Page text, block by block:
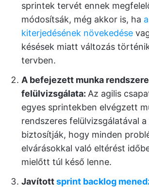
sprintek tervét ennek
módosítsák, még akkor is, ha
kiterjedésének növekedése
késések miatt változás
tervben.
A befejezett munka
felülvizsgálata: Az agilis
egyes sprintekben elvégzett
rendszeres felülvizsgálatával
biztosítják, hogy minden
elvárásokkal való eltérést
mielőtt túl késő lenne.
Javítottsprint backlog